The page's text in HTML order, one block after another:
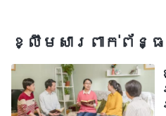
ព្រលឹងខ្ញុំម្ដងទៀត។ «
ទ្រង់នឹងយាងមកក្នុងព
សូមជួយទូលបង្គំឱ្យយ
ខ្លឹមសារ​ពាក់ព័ន្ធ